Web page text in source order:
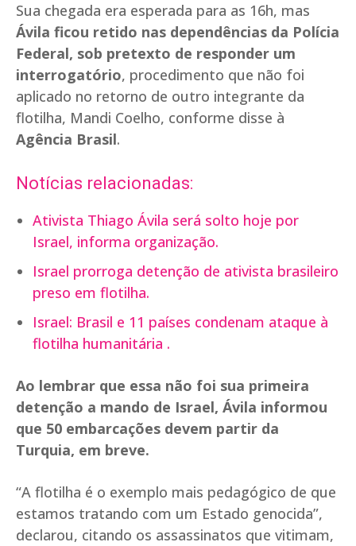
Sua chegada era esperada para as 16h, mas
Ávila ficou retido nas dependências da Polícia
Federal, sob pretexto de responder um
interrogatório, procedimento que não foi
aplicado no retorno de outro integrante da
flotilha, Mandi Coelho, conforme disse à
Agência Brasil.
Notícias relacionadas:
Ativista Thiago Ávila será solto hoje por
Israel, informa organização.
Israel prorroga detenção de ativista brasileiro
preso em flotilha.
Israel: Brasil e 11 países condenam ataque à
flotilha humanitária .
Ao lembrar que essa não foi sua primeira
detenção a mando de Israel, Ávila informou
que 50 embarcações devem partir da
Turquia, em breve.
“A flotilha é o exemplo mais pedagógico de que
estamos tratando com um Estado genocida”,
declarou, citando os assassinatos que vitimam,